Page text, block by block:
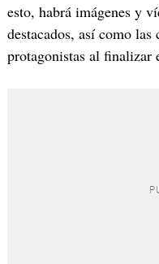
esto, habrá imágenes y
destacados, así como
protagonistas al finalizar